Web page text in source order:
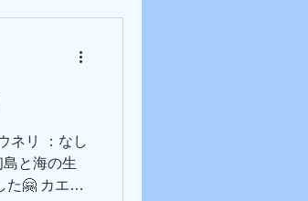
マクロ全攻
しておき
足を運んで
てくださ
来年も、安
ネリ ：なし
と海の生
た🤗 カエル